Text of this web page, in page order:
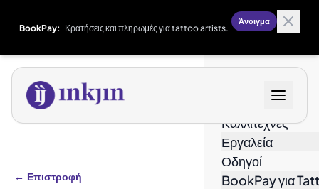
BookPay: Κρατήσεις και πληρωμές για tattoo artists.
Άνοιγμα
Καλλιτέχνες
Εργαλεία
Οδηγοί
BookPay για
← Επιστροφή